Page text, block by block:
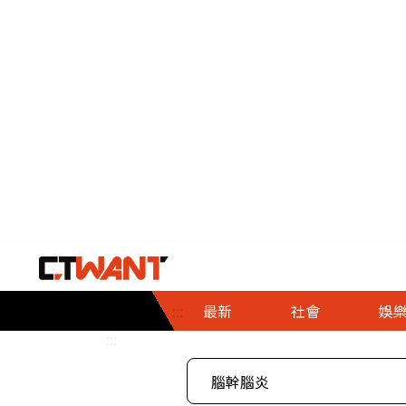
::: 最新 社會
社會首頁
時事
娛樂
娛樂首頁
即時
專題
財經首頁
熱線
３Ｃ
政